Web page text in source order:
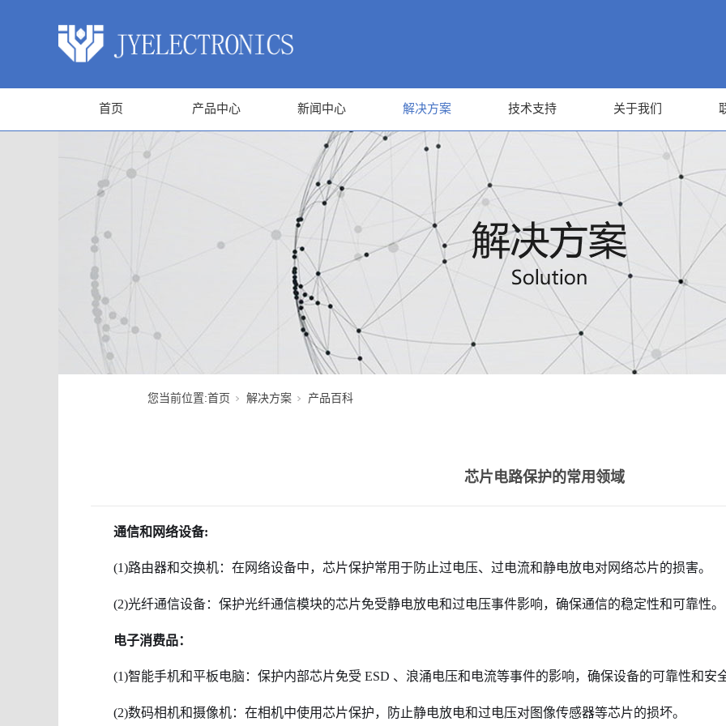
首页 产品中心 新闻中心 解决方案 技术支持 关于我们
您当前位置:首页 解决方案 产品百科
芯片电路保护的常用领域
通信和网络设备:
(1)路由器和交换机：在网络设备中，芯片保护常用于防止过电压、过电流和静电放电对网络芯片的损害。
(2)光纤通信设备：保护光纤通信模块的芯片免受静电放电和过电压事件影响，确保通信的稳定性和可靠性。
电子消费品：
(1)智能手机和平板电脑：保护内部芯片免受 ESD 、浪涌电压和电流等事件的影响， 确保设备的可靠性和安
(2)数码相机和摄像机：在相机中使用芯片保护，防止静电放电和过电压对图像传感器等芯片的损坏。